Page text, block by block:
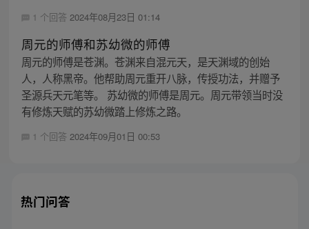
1 个回答 2024年08月23日 01:14
周元的师傅和苏幼微的师傅
周元的师傅是苍渊。苍渊来自混元天，是天渊域的创始
人，人称黑帝。他帮助周元重开八脉，传授功法，并赠予
圣源兵天元笔等。 苏幼微的师傅是周元。周元带领当时没
有修炼天赋的苏幼微踏上修炼之路。
1 个回答 2024年09月01日 00:53
热门问答